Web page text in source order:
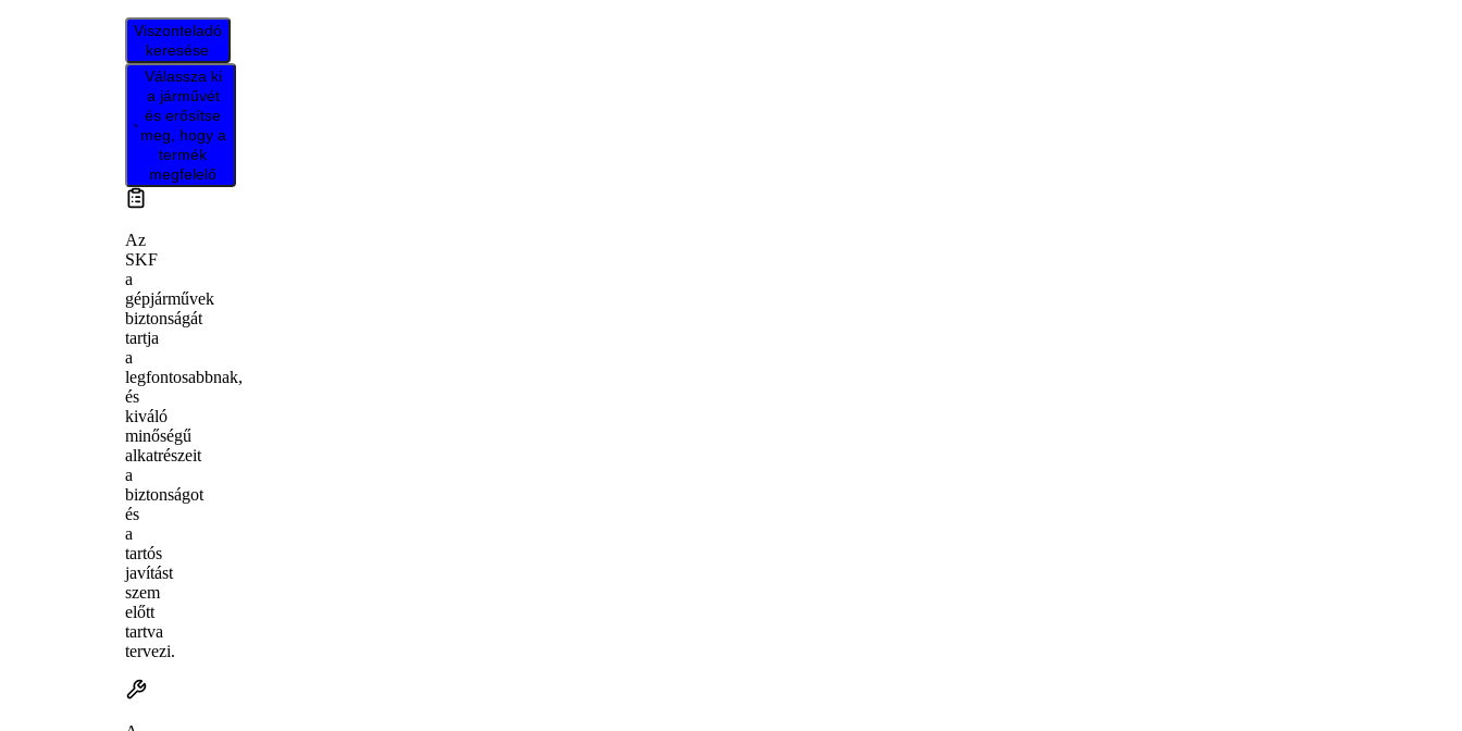
Viszonteladó
keresése
Válassza ki
a járművét
és erősítse
meg, hogy a
termék
megfelelő
Az
SKF
a
gépjárművek
biztonságát
tartja
a
legfontosabbnak,
és
kiváló
minőségű
alkatrészeit
a
biztonságot
és
a
tartós
javítást
szem
előtt
tartva
tervezi.